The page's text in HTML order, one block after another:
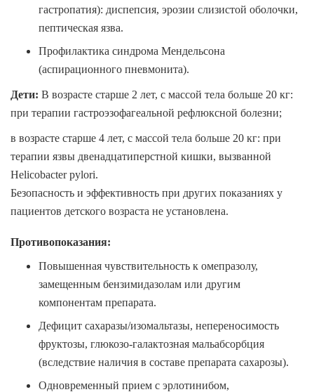
гастропатия): диспепсия, эрозии слизистой оболочки,
пептическая язва.
Профилактика синдрома Мендельсона
(аспирационного пневмонита).
Дети: В возрасте старше 2 лет, с массой тела больше 20 кг:
при терапии гастроэзофагеальной рефлюксной болезни;
в возрасте старше 4 лет, с массой тела больше 20 кг: при
терапии язвы двенадцатиперстной кишки, вызванной
Helicobacter pylori.
Безопасность и эффективность при других показаниях у
пациентов детского возраста не установлена.
Противопоказания:
Повышенная чувствительность к омепразолу,
замещенным бензимидазолам или другим
компонентам препарата.
Дефицит сахаразы/изомальтазы, непереносимость
фруктозы, глюкозо-галактозная мальабсорбция
(вследствие наличия в составе препарата сахарозы).
Одновременный прием с эрлотинибом,